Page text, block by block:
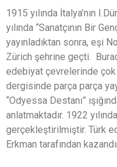
1915 yılında İtalya’nın
yılında “Sanatçının Bir
yayınladıktan sonra, eşi
Zürich şehrine geçti.
edebiyat çevrelerinde
dergisinde parça parça
“Odyessa Destanı”
anlatmaktadır. 1922
gerçekleştirilmiştir. Türk
Erkman tarafından